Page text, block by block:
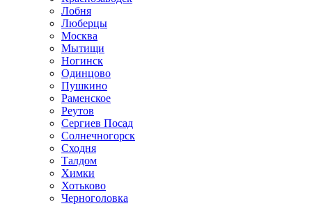
Лобня
Люберцы
Москва
Мытищи
Ногинск
Одинцово
Пушкино
Раменское
Реутов
Сергиев Посад
Солнечногорск
Сходня
Талдом
Химки
Хотьково
Черноголовка